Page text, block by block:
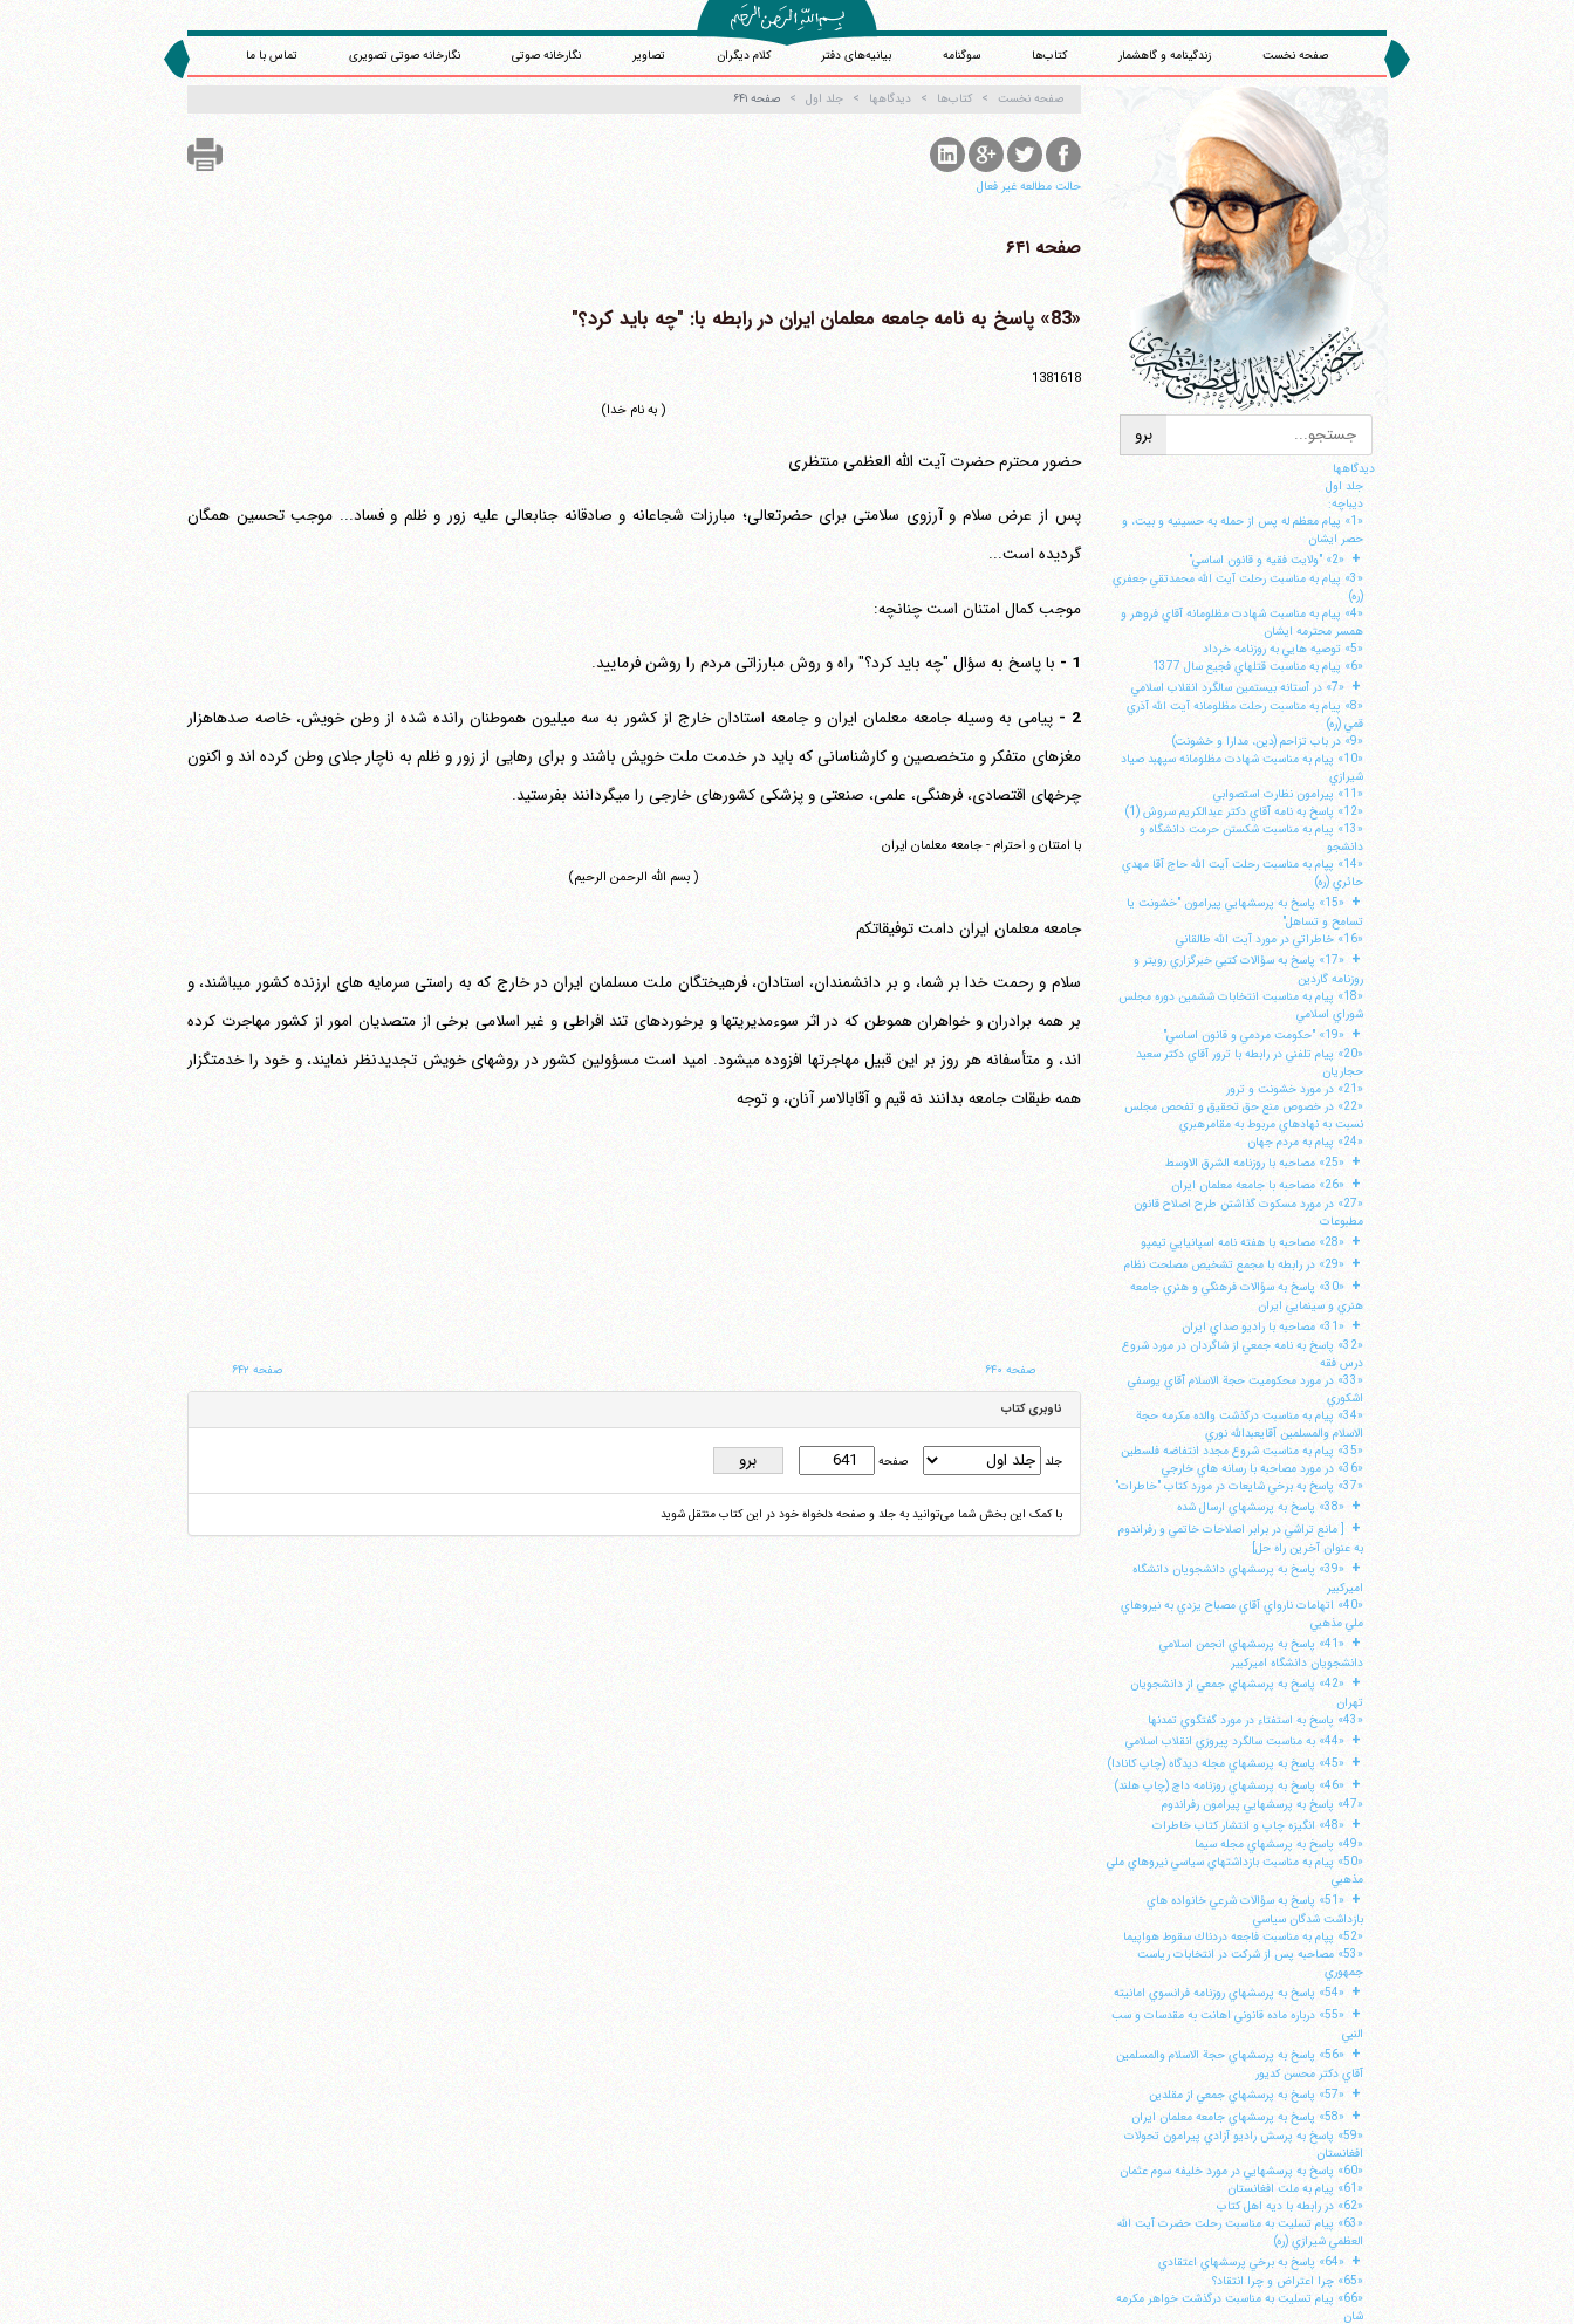
صفحه نخست زندگینامه و گاهشمار کتاب‌ها سوگنامه بیانیه‌های دفتر کلام دیگران تصاویر نگارخانه صوتی نگارخانه صوتی تصویری تماس با ما
دیدگاهها
جلد اول
ديباچه:
«1» پيام معظم له پس از حمله به حسينيه و بيت، و
حصر ايشان
+ «2» "ولايت فقيه و قانون اساسي"
«3» پيام به مناسبت رحلت آيت الله محمدتقي جعفري
(ره)
«4» پيام به مناسبت شهادت مظلومانه آقاي فروهر و
همسر محترمه ايشان
«5» توصيه هايي به روزنامه خرداد
«6» پيام به مناسبت قتلهاي فجيع سال 1377
+ «7» در آستانه بيستمين سالگرد انقلاب اسلامي
«8» پيام به مناسبت رحلت مظلومانه آيت الله آذري
قمي (ره)
«9» در باب تزاحم (دين، مدارا و خشونت)
«10» پيام به مناسبت شهادت مظلومانه سپهبد صياد
شيرازي
«11» پيرامون نظارت استصوابي
«12» پاسخ به نامه آقاي دكتر عبدالكريم سروش (1)
«13» پيام به مناسبت شكستن حرمت دانشگاه و
دانشجو
«14» پپام به مناسبت رحلت آيت الله حاج آقا مهدي
حائري (ره)
+
«15» پاسخ به پرسشهايي پيرامون "خشونت يا
تسامح و تساهل"
«16» خاطراتي در مورد آيت الله طالقاني
+
«17» پاسخ به سؤالات كتبي خبرگزاري رويتر و
روزنامه گاردين
«18» پيام به مناسبت انتخابات ششمين دوره مجلس
شوراي اسلامي
+ «19» "حكومت مردمي و قانون اساسي"
«20» پيام تلفني در رابطه با ترور آقاي دكتر سعيد
حجاريان
«21» در مورد خشونت و ترور
«22» در خصوص منع حق تحقيق و تفحص مجلس
نسبت به نهادهاي مربوط به مقامرهبري
«24» پيام به مردم جهان
+ «25» مصاحبه با روزنامه الشرق الاوسط
+ «26» مصاحبه با جامعه معلمان ايران
«27» در مورد مسكوت گذاشتن طرح اصلاح قانون
مطبوعات
+ «28» مصاحبه با هفته نامه اسپانيايي تيمپو
+ «29» در رابطه با مجمع تشخيص مصلحت نظام
+
«30» پاسخ به سؤالات فرهنگي و هنري جامعه
هنري و سينمايي ايران
+ «31» مصاحبه با راديو صداي ايران
«32» پاسخ به نامه جمعي از شاگردان در مورد شروع
درس فقه
«33» در مورد محكوميت حجة الاسلام آقاي يوسفي
اشكوري
«34» پيام به مناسبت درگذشت والده مكرمه حجة
الاسلام والمسلمين آقايعبدالله نوري
«35» پيام به مناسبت شروع مجدد انتفاضه فلسطين
«36» در مورد مصاحبه با رسانه هاي خارجي
«37» پاسخ به برخي شايعات در مورد كتاب "خاطرات"
+ «38» پاسخ به پرسشهاي ارسال شده
+ [ مانع تراشي در برابر اصلاحات خاتمي و رفراندوم
به عنوان آخرين راه حل]
+
«39» پاسخ به پرسشهاي دانشجويان دانشگاه
اميركبير
«40» اتهامات نارواي آقاي مصباح يزدي به نيروهاي
ملي مذهبي
+
«41» پاسخ به پرسشهاي انجمن اسلامي
دانشجويان دانشگاه اميركبير
+
«42» پاسخ به پرسشهاي جمعي از دانشجويان
تهران
«43» پاسخ به استفتاء در مورد گفتگوي تمدنها
+ «44» به مناسبت سالگرد پيروزي انقلاب اسلامي
+ «45» پاسخ به پرسشهاي مجله ديدگاه (چاپ كانادا)
+ «46» پاسخ به پرسشهاي روزنامه داچ (چاپ هلند)
«47» پاسخ به پرسشهايي پيرامون رفراندوم
+ «48» انگيزه چاپ و انتشار كتاب خاطرات
«49» پاسخ به پرسشهاي مجله سيما
«50» پيام به مناسبت بازداشتهاي سياسي نيروهاي ملي
مذهبي
+
«51» پاسخ به سؤالات شرعي خانواده هاي
بازداشت شدگان سياسي
«52» پپام به مناسبت فاجعه دردناك سقوط هواپيما
«53» مصاحبه پس از شركت در انتخابات رياست
جمهوري
+ «54» پاسخ به پرسشهاي روزنامه فرانسوي امانيته
+
«55» درباره ماده قانوني اهانت به مقدسات و سب
النبي
+
«56» پاسخ به پرسشهاي حجة الاسلام والمسلمين
آقاي دكتر محسن كديور
+ «57» پاسخ به پرسشهاي جمعي از مقلدين
+ «58» پاسخ به پرسشهاي جامعه معلمان ايران
«59» پاسخ به پرسش راديو آزادي پيرامون تحولات
افغانستان
«60» پاسخ به پرسشهايي در مورد خليفه سوم عثمان
«61» پيام به ملت افغانستان
«62» در رابطه با ديه اهل كتاب
«63» پيام تسليت به مناسبت رحلت حضرت آيت الله
العظمي شيرازي (ره)
+ «64» پاسخ به برخي پرسشهاي اعتقادي
«65» چرا اعتراض و چرا انتقاد؟
«66» پيام تسليت به مناسبت درگذشت خواهر مكرمه
شان
صفحه نخست کتاب‌ها دیدگاهها جلد اول صفحه ۶۴۱
حالت مطالعه غیر فعال
صفحه ۶۴۱
«83» پاسخ به نامه جامعه معلمان ایران در رابطه با: "چه باید کرد؟"
1381618
( به نام خدا)
حضور محترم حضرت آیت الله العظمی منتظری
پس از عرض سلام و آرزوی سلامتی برای حضرتعالی؛ مبارزات شجاعانه و صادقانه جنابعالی علیه زور و ظلم و فساد... موجب تحسین همگان
گردیده است...
موجب کمال امتنان است چنانچه:
1 - با پاسخ به سؤال "چه باید کرد؟" راه و روش مبارزاتی مردم را روشن فرمایید.
2 -
پیامی به وسیله جامعه معلمان ایران و جامعه استادان خارج از کشور به سه میلیون هموطنان رانده شده از وطن خویش، خاصه صدهاهزار
مغزهای متفکر و متخصصین و کارشناسانی که باید در خدمت ملت خویش باشند و برای رهایی از زور و ظلم به ناچار جلای وطن کرده اند و اکنون
چرخهای اقتصادی، فرهنگی، علمی، صنعتی و پزشکی کشورهای خارجی را می‎گردانند بفرستید.
با امتنان و احترام - جامعه معلمان ایران
( بسم الله الرحمن الرحیم)
جامعه معلمان ایران دامت توفیقاتکم
سلام و رحمت خدا بر شما، و بر دانشمندان، استادان، فرهیختگان ملت مسلمان ایران در خارج که به راستی سرمایه های ارزنده کشور می‎باشند، و
بر همه برادران و خواهران هموطن که در اثر سوءمدیریتها و برخوردهای تند افراطی و غیر اسلامی برخی از متصدیان امور از کشور مهاجرت کرده
اند، و متأسفانه هر روز بر این قبیل مهاجرتها افزوده می‎شود. امید است مسؤولین کشور در روشهای خویش تجدیدنظر نمایند، و خود را خدمتگزار
همه طبقات جامعه بدانند نه قیم و آقابالاسر آنان، و توجه
صفحه ۶۴۰ صفحه ۶۴۲
ناوبری کتاب
جلد صفحه
با کمک این بخش شما می‌توانید به جلد و صفحه دلخواه خود در این کتاب منتقل شوید